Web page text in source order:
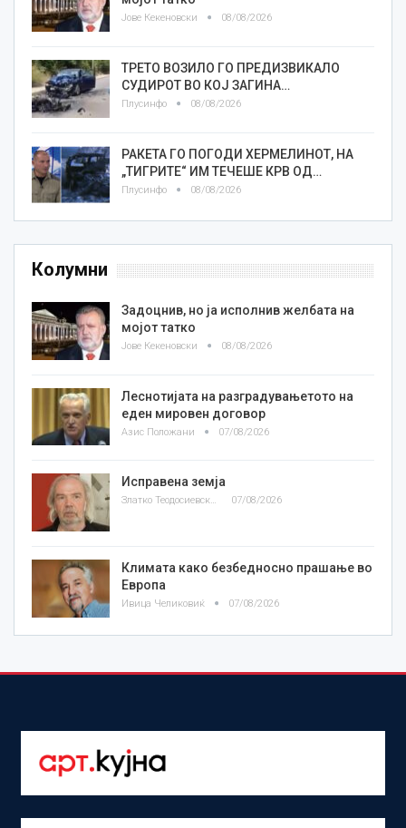
Јове Кекеновски 08/08/2026
ТРЕТО ВОЗИЛО ГО ПРЕДИЗВИКАЛО
СУДИРОТ ВО КОЈ ЗАГИНА…
Плусинфо 08/08/2026
РАКЕТА ГО ПОГОДИ ХЕРМЕЛИНОТ, НА
„ТИГРИТЕ“ ИМ ТЕЧЕШЕ КРВ ОД…
Плусинфо 08/08/2026
Колумни
Задоцнив, но ја исполнив желбата на
мојот татко
Јове Кекеновски 08/08/2026
Леснотијата на разградувањетото на
еден мировен договор
Азис Положани 07/08/2026
Исправена земја
Златко Теодосиевски 07/08/2026
Климата како безбедносно прашање во
Европа
Ивица Челиковиќ 07/08/2026